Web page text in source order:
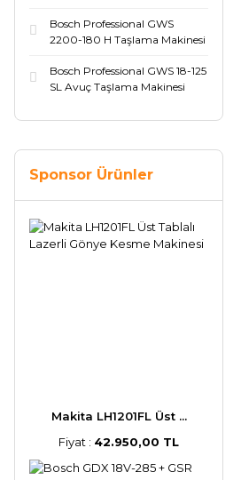
Bosch Professional GWS
2200-180 H Taşlama Makinesi
Bosch Professional GWS 18-125
SL Avuç Taşlama Makinesi
Sponsor Ürünler
Makita LH1201FL Üst ...
Fiyat : 42.950,00 TL